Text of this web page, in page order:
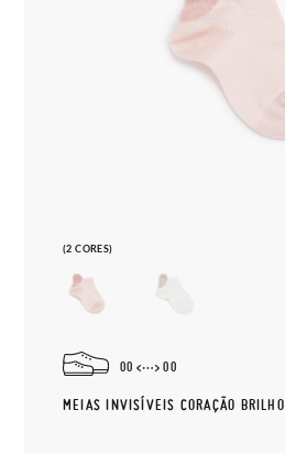
(2 CORES)
00 00
MEIAS INVISÍVEIS CORAÇÃO BRILHO